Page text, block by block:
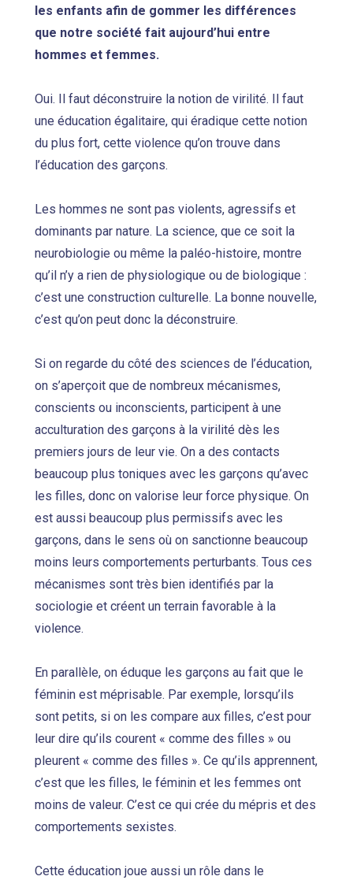
les enfants afin de gommer les différences
que notre société fait aujourd’hui entre
hommes et femmes.
Oui. Il faut déconstruire la notion de virilité. Il faut
une éducation égalitaire, qui éradique cette notion
du plus fort, cette violence qu’on trouve dans
l’éducation des garçons.
Les hommes ne sont pas violents, agressifs et
dominants par nature. La science, que ce soit la
neurobiologie ou même la paléo-histoire, montre
qu’il n’y a rien de physiologique ou de biologique :
c’est une construction culturelle. La bonne nouvelle,
c’est qu’on peut donc la déconstruire.
Si on regarde du côté des sciences de l’éducation,
on s’aperçoit que de nombreux mécanismes,
conscients ou inconscients, participent à une
acculturation des garçons à la virilité dès les
premiers jours de leur vie. On a des contacts
beaucoup plus toniques avec les garçons qu’avec
les filles, donc on valorise leur force physique. On
est aussi beaucoup plus permissifs avec les
garçons, dans le sens où on sanctionne beaucoup
moins leurs comportements perturbants. Tous ces
mécanismes sont très bien identifiés par la
sociologie et créent un terrain favorable à la
violence.
En parallèle, on éduque les garçons au fait que le
féminin est méprisable. Par exemple, lorsqu’ils
sont petits, si on les compare aux filles, c’est pour
leur dire qu’ils courent « comme des filles » ou
pleurent « comme des filles ». Ce qu’ils apprennent,
c’est que les filles, le féminin et les femmes ont
moins de valeur. C’est ce qui crée du mépris et des
comportements sexistes.
Cette éducation joue aussi un rôle dans le